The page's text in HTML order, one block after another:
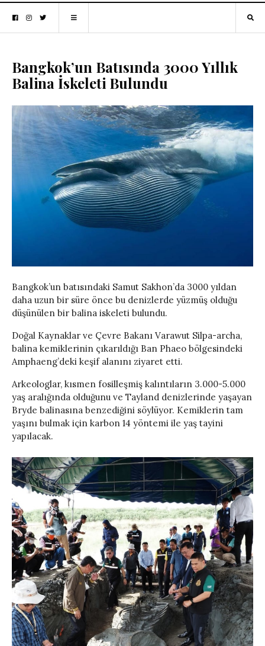
Bangkok’un Batısında 3000 Yıllık
Balina İskeleti Bulundu
Bangkok’un batısındaki Samut Sakhon’da 3000 yıldan
daha uzun bir süre önce bu denizlerde yüzmüş olduğu
düşünülen bir balina iskeleti bulundu.
Doğal Kaynaklar ve Çevre Bakanı Varawut Silpa-archa,
balina kemiklerinin çıkarıldığı Ban Phaeo bölgesindeki
Amphaeng’deki keşif alanını ziyaret etti.
Arkeologlar, kısmen fosilleşmiş kalıntıların 3.000-5.000
yaş aralığında olduğunu ve Tayland denizlerinde yaşayan
Bryde balinasına benzediğini söylüyor. Kemiklerin tam
yaşını bulmak için karbon 14 yöntemi ile yaş tayini
yapılacak.